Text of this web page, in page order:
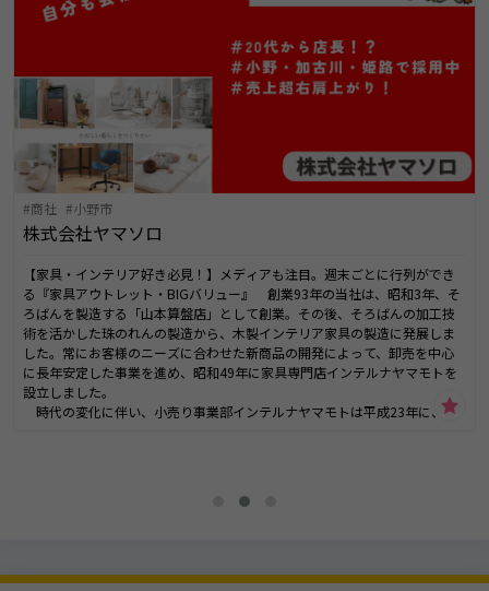
商社 小野市
株式会社ヤマソロ
【家具・インテリア好き必見！】メディアも注目。週末ごとに行列ができ
る『家具アウトレット・BIGバリュー』 創業93年の当社は、昭和3年、そ
ろばんを製造する「山本算盤店」として創業。その後、そろばんの加工技
術を活かした珠のれんの製造から、木製インテリア家具の製造に発展しま
した。常にお客様のニーズに合わせた新商品の開発によって、卸売を中心
に長年安定した事業を進め、昭和49年に家具専門店インテルナヤマモトを
設立しました。
時代の変化に伴い、小売り事業部インテルナヤマモトは平成23年に、現